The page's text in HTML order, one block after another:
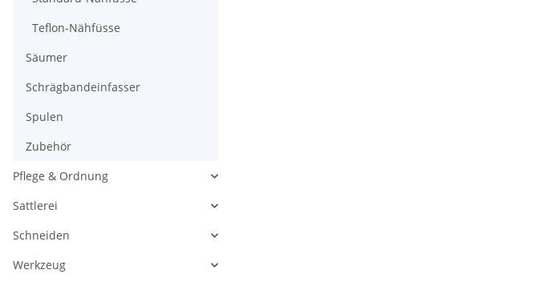
Teflon-Nähfüsse
Säumer
Schrägbandeinfasser
Spulen
Zubehör
Pflege & Ordnung
Sattlerei
Schneiden
Werkzeug